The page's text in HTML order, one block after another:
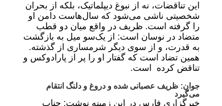
این تناقضات، نه از نبوغ دیپلماتیک، بلکه از بحران
شخصیتی ناشی می‌شود که سال‌هاست دامن او
را گرفته است. ظریف در واقع میان دو قطب
متضاد در نوسان است: از یک‌سو میل به بازگشت
به قدرت، و از سوی دیگر شرمساری از گذشته.
همین تضاد است که گفتار او را پر از پارادوکس و
تناقض کرده است.
جوان: ظریف عصبانی شده و دروغ و دلنگ انتقام
می‌گیرد
خبرگزاری فارس در این زمینه نوشت: جناب